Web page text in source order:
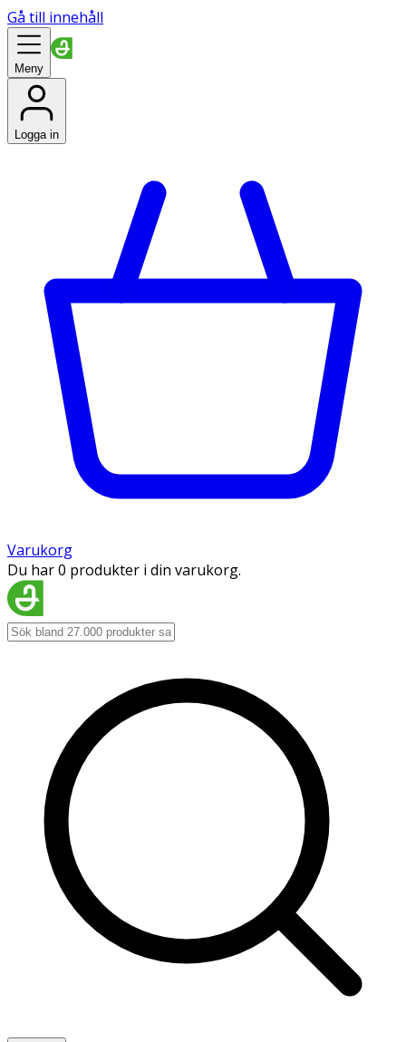
Gå till innehåll
Meny
Logga in
Varukorg
Du har 0 produkter i din varukorg.